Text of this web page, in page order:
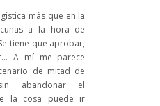
más que en la
a la hora de
tiene que aprobar,
A mí me parece
de mitad de
abandonar el
la cosa puede ir